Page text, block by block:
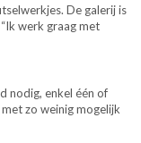
De galerij is
werk graag met
nodig, enkel één of
zo weinig mogelijk